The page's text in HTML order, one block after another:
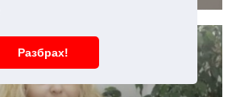
Разбрах!